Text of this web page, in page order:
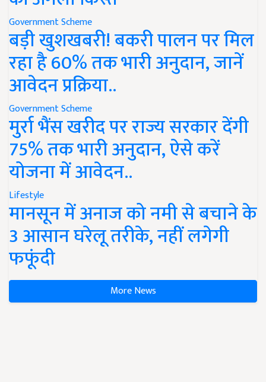
Government Scheme
बड़ी खुशखबरी! बकरी पालन पर मिल
रहा है 60% तक भारी अनुदान, जानें
आवेदन प्रक्रिया..
Government Scheme
मुर्रा भैंस खरीद पर राज्य सरकार देंगी
75% तक भारी अनुदान, ऐसे करें
योजना में आवेदन..
Lifestyle
मानसून में अनाज को नमी से बचाने के
3 आसान घरेलू तरीके, नहीं लगेगी
फफूंदी
More News